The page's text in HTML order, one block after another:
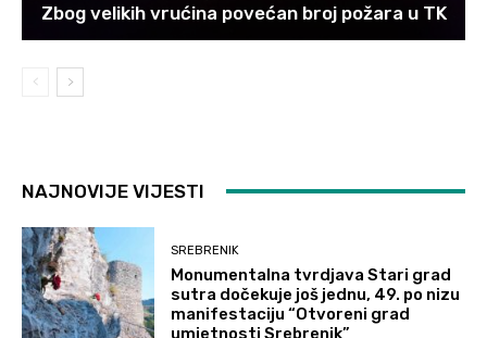
Zbog velikih vrućina povećan broj požara u TK
NAJNOVIJE VIJESTI
SREBRENIK
Monumentalna tvrdjava Stari grad
sutra dočekuje još jednu, 49. po nizu
manifestaciju “Otvoreni grad
umjetnosti Srebrenik”